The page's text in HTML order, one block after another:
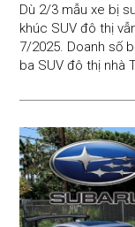
Dù 2/3 mẫu xe bị
khúc SUV đô thị
7/2025. Doanh số
ba SUV đô thị nhà
lại.